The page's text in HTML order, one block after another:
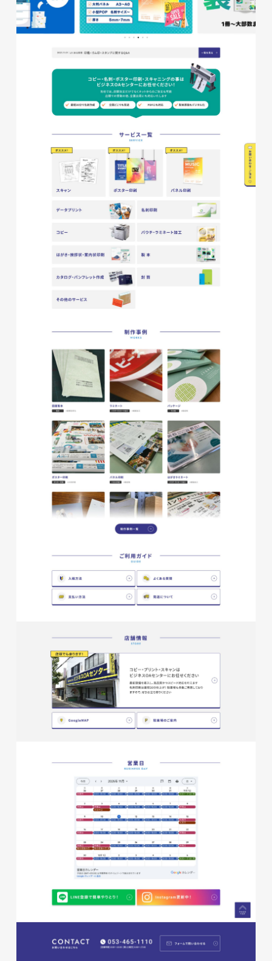
glitter8様 ECサイト制作
ECサイト
#アパレル・ファッション
#レスポンシブWebデザイン
glitter8様 吹き出しPOP
#アパレル・ファッション
#アパレル・ファッション
glitter8様 カタログ
#アパレル・ファッション
磐田商工会議所様 磐田市商店
会連盟チラシ
#公共・行政・団体
#チラシ
株式会社ベストブラス様 EC
サイト制作
#HTML/CSSコーディング
#レスポンシブWebデザイン
#Shopify